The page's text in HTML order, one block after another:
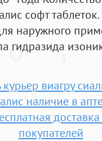
софт
наружного
гидразида
виагру
наличие в
покупателей